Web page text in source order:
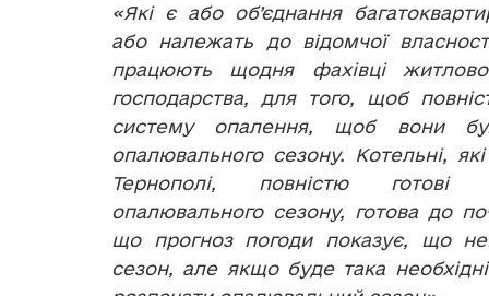
«Які є або об’єднання
або належать до відомчої
працюють щодня фахівці
господарства, для того, щоб
систему опалення, щоб вони
опалювального сезону. Котельні,
Тернополі, повністю
опалювального сезону, готова до
що прогноз погоди показує, що
сезон, але якщо буде така